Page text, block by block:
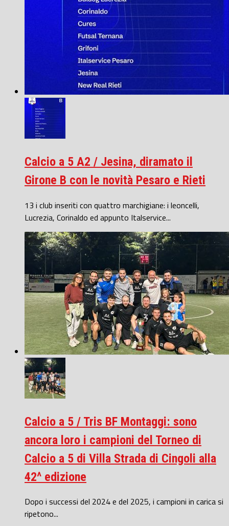
Calcio a 5 A2 / Jesina, diramato il
Girone B con le novità Pesaro e Rieti
13 i club inseriti con quattro marchigiane: i leoncelli,
Lucrezia, Corinaldo ed appunto Italservice...
Calcio a 5 / Tris BF Montaggi: sono
ancora loro i campioni del Torneo di
Calcio a 5 di Villa Strada di Cingoli alla
42^ edizione
Dopo i successi del 2024 e del 2025, i campioni in carica si
ripetono...